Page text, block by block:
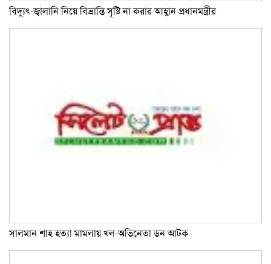
বিদ্যুৎ-জ্বালানি নিয়ে বিভ্রান্তি সৃষ্টি না করার আহ্বান প্রধানমন্ত্রীর
সালমান শাহ হত্যা মামলায় খল-অভিনেতা ডন আটক